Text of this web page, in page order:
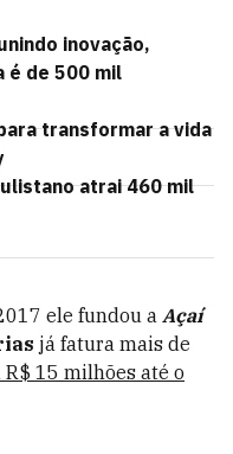
inovação,
é de 500 mil
transformar a vida
atrai 460 mil
ele fundou a Açaí
já fatura mais de
15 milhões até o